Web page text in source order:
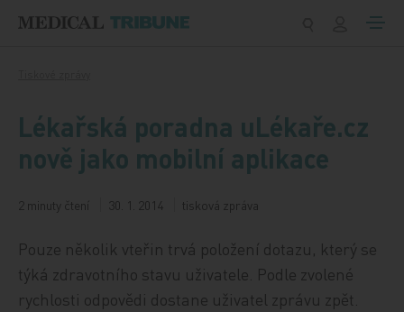
Lékařská poradna uLékaře.cz
nově jako mobilní aplikace
2 minuty čtení 30. 1. 2014 tisková zpráva
Pouze několik vteřin trvá položení dotazu, který se
týká zdravotního stavu uživatele. Podle zvolené
rychlosti odpovědi dostane uživatel zprávu zpět.